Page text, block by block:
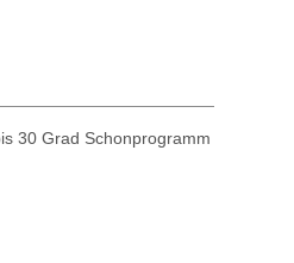
30 Grad Schonprogramm